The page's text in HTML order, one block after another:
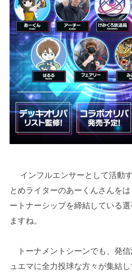
インフルエンサーとして活動
とめライターのあーくんさんを
ートナーシップを締結している
ますね。
トーナメントシーンでも、発
ュエマに全力投球な方々が集結し